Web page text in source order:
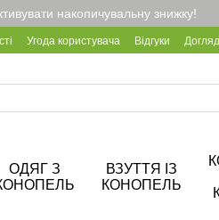
накопичувальну знижку!
Угода користувача Відгуки
ОДЯГ З
ВЗУТТЯ ІЗ
КОНОПЕЛЬ